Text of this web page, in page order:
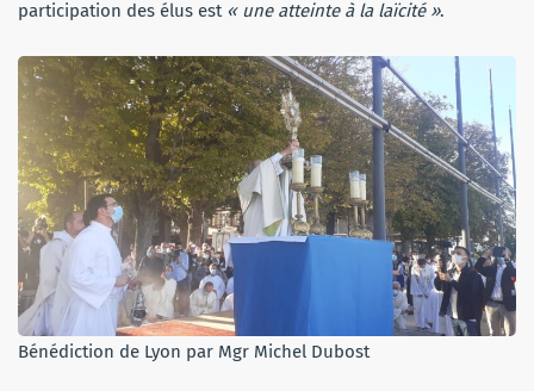
participation des élus est« une atteinte à la laïcité ».
Bénédiction de Lyon par Mgr Michel Dubost